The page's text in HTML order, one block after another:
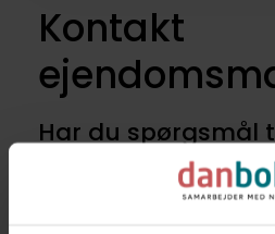
Kontakt
Har du spørgsmål
der havde denne
eller vil du høre om